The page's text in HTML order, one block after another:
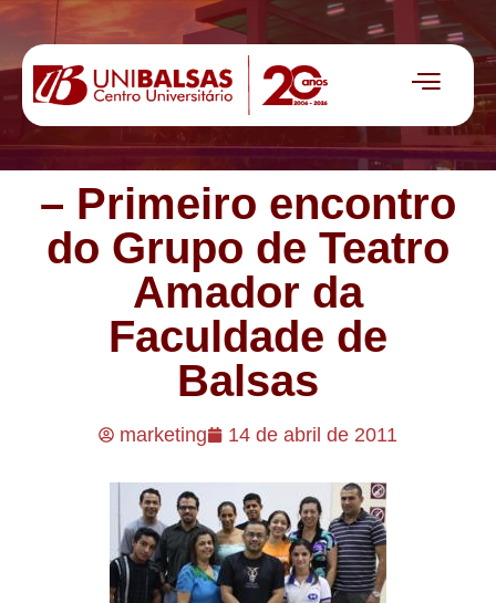
– Primeiro encontro
do Grupo de Teatro
Amador da
Faculdade de
Balsas
marketing 14 de abril de 2011